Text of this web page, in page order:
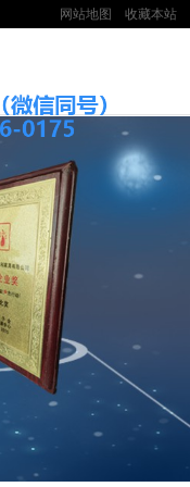
收藏本站
网站地图